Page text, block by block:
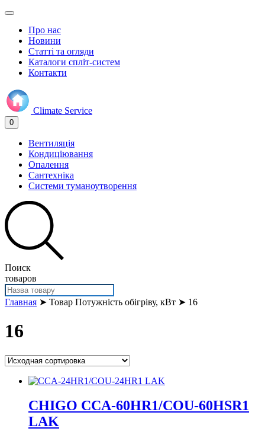
Про нас
Новини
Статті та огляди
Каталоги спліт-систем
Контакти
Climate Service
0
Вентиляція
Кондиціювання
Опалення
Сантехніка
Системи туманоутворення
Поиск
товаров
Главная ➤ Товар Потужність обігріву, кВт ➤ 16
16
CHIGO CCA-60HR1/COU-60HSR1
LAK